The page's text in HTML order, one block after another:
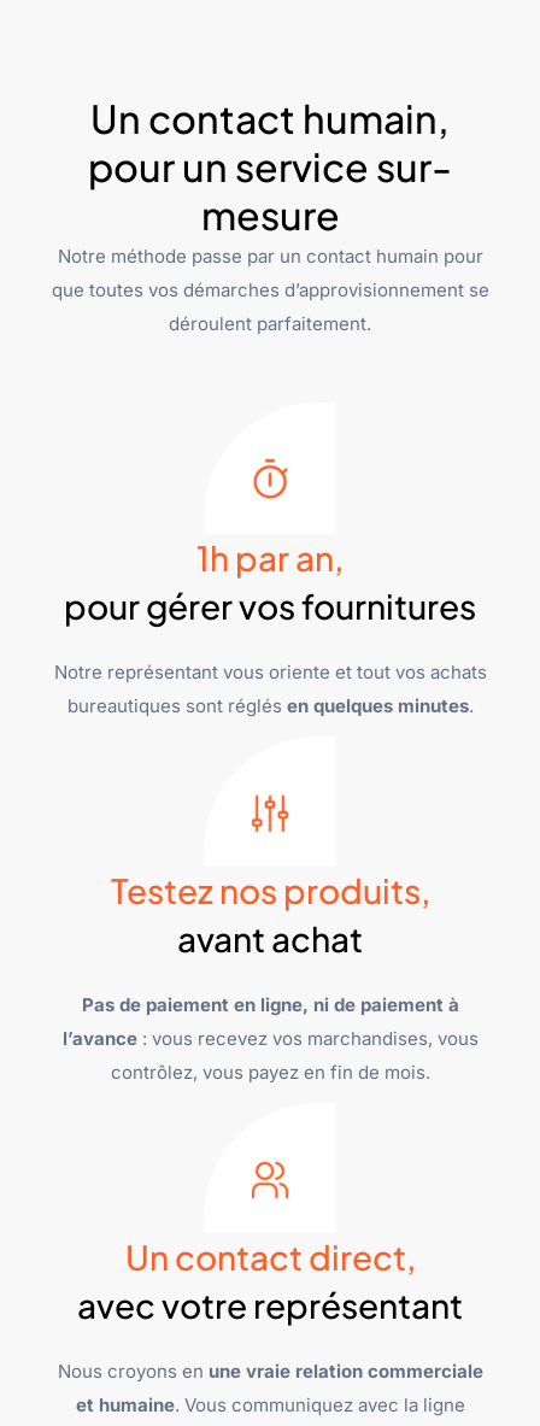
Un contact humain,
pour un service sur-
mesure
Notre méthode passe par un contact humain pour
que toutes vos démarches d’approvisionnement se
déroulent parfaitement.
1h par an,
pour gérer vos fournitures
Notre représentant vous oriente et tout vos achats
bureautiques sont réglés en quelques minutes.
Testez nos produits,
avant achat
Pas de paiement en ligne, ni de paiement à
l’avance: vous recevez vos marchandises, vous
contrôlez, vous payez en fin de mois.
Un contact direct,
avec votre représentant
Nous croyons en une vraie relation commerciale
et humaine. Vous communiquez avec la ligne